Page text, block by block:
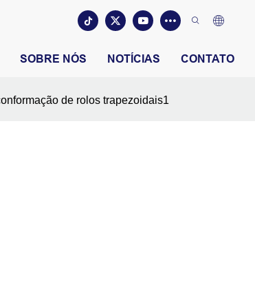
SOBRE NÓS NOTÍCIAS CONTATO
de rolos trapezoidais1